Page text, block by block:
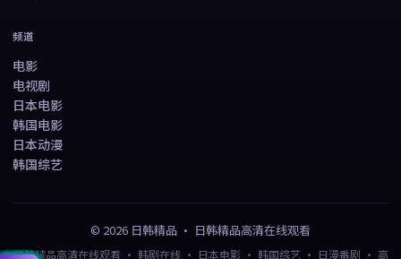
频道
电影
电视剧
日本电影
韩国电影
日本动漫
韩国综艺
© 2026 日韩精品 · 日韩精品高清在线观看
日韩精品高清在线观看 · 韩剧在线 · 日本电影 · 韩国综艺 · 日漫番剧 · 高